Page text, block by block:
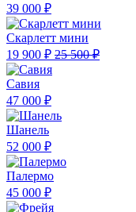
39 000 ₽
Скарлетт мини
19 900 ₽ 25 500 ₽
Савия
47 000 ₽
Шанель
52 000 ₽
Палермо
45 000 ₽